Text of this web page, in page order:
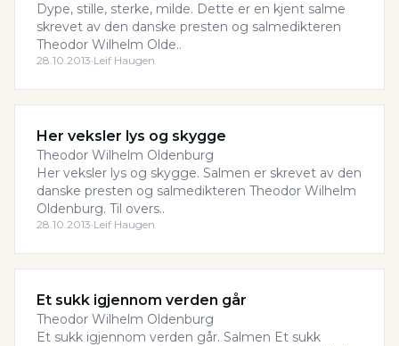
Dype, stille, sterke, milde. Dette er en kjent salme
skrevet av den danske presten og salmedikteren
Theodor Wilhelm Olde..
28.10.2013·Leif Haugen
Her veksler lys og skygge
Theodor Wilhelm Oldenburg
Her veksler lys og skygge. Salmen er skrevet av den
danske presten og salmedikteren Theodor Wilhelm
Oldenburg. Til overs..
28.10.2013·Leif Haugen
Et sukk igjennom verden går
Theodor Wilhelm Oldenburg
Et sukk igjennom verden går. Salmen Et sukk